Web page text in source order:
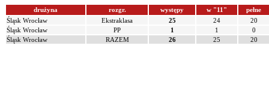
drużyna rozgr. występy w "11"
pełne
Śląsk Wrocław
Ekstraklasa 25 24
20
Śląsk Wrocław
PP 1 1
0
Śląsk Wrocław
RAZEM 26 25 20